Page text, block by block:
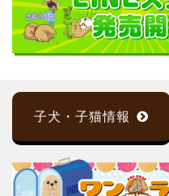
子犬・子猫情報